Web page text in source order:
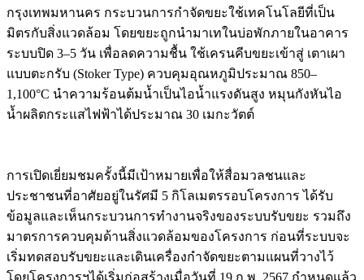
กรุงเทพมหานคร กระบวนการกำจัดขยะใช้เทคโนโลยีที่เป็น
มิตรกับสิ่งแวดล้อม โดยขยะถูกนำมาเทในบ่อพักภายในอาคาร
ระบบปิด 3–5 วัน เพื่อลดความชื้น ใช้เครนคีบขยะเข้าสู่ เตาเผา
แบบตะกรับ (Stoker Type) ควบคุมอุณหภูมิประมาณ 850–
1,100°C นำความร้อนต้มน้ำเป็นไอน้ำแรงดันสูง หมุนกังหันไอ
น้ำผลิตกระแสไฟฟ้าได้ประมาณ 30 เมกะวัตต์
การเปิดเยี่ยมชมครั้งนี้มีเป้าหมายเพื่อให้สื่อมวลชนและ
ประชาชนที่อาศัยอยู่ในรัศมี 5 กิโลเมตรรอบโครงการ ได้รับ
ข้อมูลและเห็นกระบวนการทำงานจริงของระบบรับขยะ รวมถึง
มาตรการควบคุมด้านสิ่งแวดล้อมของโครงการ ก่อนที่ระบบจะ
เริ่มทดสอบรับขยะและเดินเครื่องกำจัดขยะตามแผนที่วางไว้
โดยโครงการฯได้เริ่มก่อสร้างเมื่อวันที่ 19 ก.พ. 2567 กำหนดแล้ว